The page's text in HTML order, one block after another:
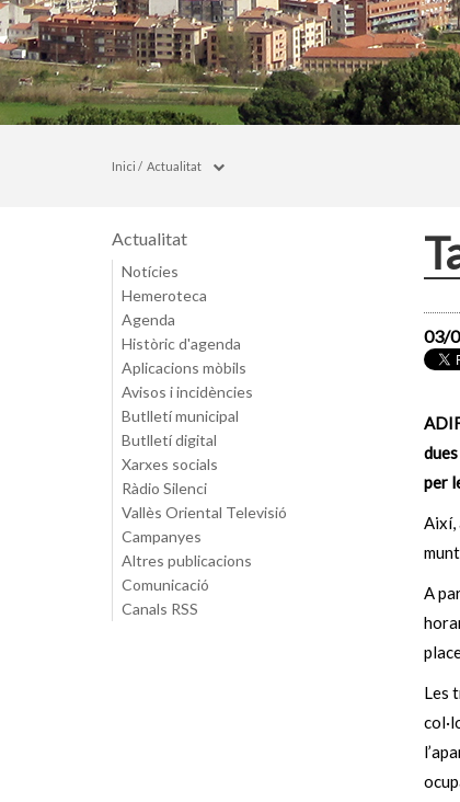
Inici / Actualitat
Actualitat
Notícies
Hemeroteca
Agenda
Històric d'agenda
Aplicacions mòbils
Avisos i incidències
Butlletí municipal
Butlletí digital
Xarxes socials
Ràdio Silenci
Vallès Oriental Televisió
Campanyes
Altres publicacions
Comunicació
Canals RSS
03/
per
Així,
A
Les